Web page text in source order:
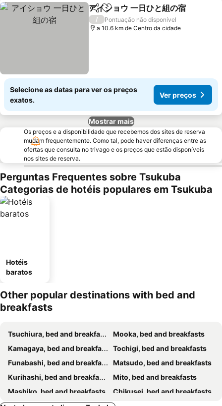
PartilharAdicionar aos favoritos
アイショウ 一日ひと組の宿
/
Pontuação não disponível
a 10.6 km de Centro da cidade
Selecione as datas para ver os preços
exatos.
Ver preços
Mostrar mais
Os preços e a disponibilidade que recebemos dos sites de reserva
mudam frequentemente. Como tal, pode haver diferenças entre as
ofertas que consulta no trivago e os preços que estão disponíveis
nos sites de reserva.
Perguntas Frequentes sobre Tsukuba
Categorias de hotéis populares em Tsukuba
Hotéis
baratos
Other popular destinations with bed and
breakfasts
Tsuchiura, bed and breakfasts
Mooka, bed and breakfasts
Kamagaya, bed and breakfasts
Tochigi, bed and breakfasts
Funabashi, bed and breakfasts
Matsudo, bed and breakfasts
Kurihashi, bed and breakfasts
Mito, bed and breakfasts
Mashiko, bed and breakfasts
Chikusei, bed and breakfasts